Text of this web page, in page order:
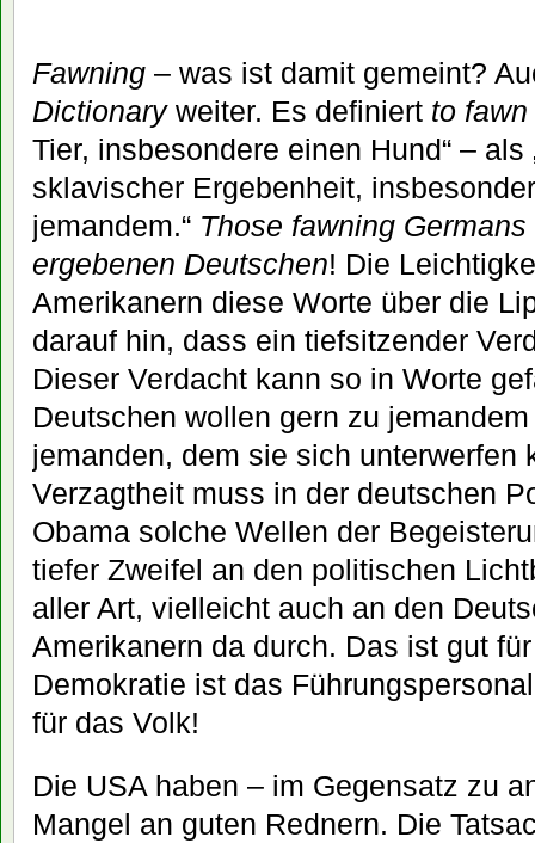
Fawning – was ist damit gemeint?
Dictionaryweiter. Es definiert to fawn
Tier, insbesondere einen Hund“ – als
sklavischer Ergebenheit,
jemandem.“ Those fawning Germans
ergebenen Deutschen! Die
Amerikanern diese Worte über die
darauf hin, dass ein tiefsitzender
Dieser Verdacht kann so in Worte
Deutschen wollen gern zu
jemanden, dem sie sich unterwerfen
Verzagtheit muss in der deutschen
Obama solche Wellen der
tiefer Zweifel an den politischen
aller Art, vielleicht auch an den
Amerikanern da durch. Das ist gut
Demokratie ist das
für das Volk!
Die USA haben – im Gegensatz zu
Mangel an guten Rednern. Die